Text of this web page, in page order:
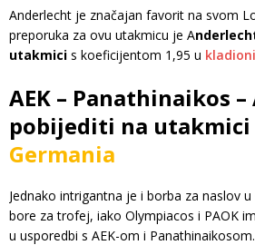
Anderlecht je značajan favorit na svom
preporuka za ovu utakmicu je A
utakmici s koeficijentom 1,95 u
AEK – Panathinaikos –
pobijediti na utakmici
Germania
Jednako intrigantna je i borba za naslov
bore za trofej, iako Olympiacos i PAOK
u usporedbi s AEK-om i